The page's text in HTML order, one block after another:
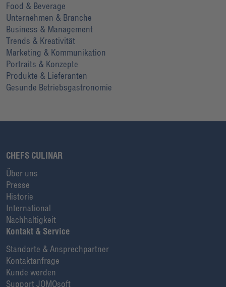
Food & Beverage
Unternehmen & Branche
Business & Management
Trends & Kreativität
Marketing & Kommunikation
Portraits & Konzepte
Produkte & Lieferanten
Gesunde Betriebsgastronomie
CHEFS CULINAR
Über uns
Presse
Historie
International
Nachhaltigkeit
Kontakt & Service
Standorte & Ansprechpartner
Kontaktanfrage
Kunde werden
Support JOMOsoft